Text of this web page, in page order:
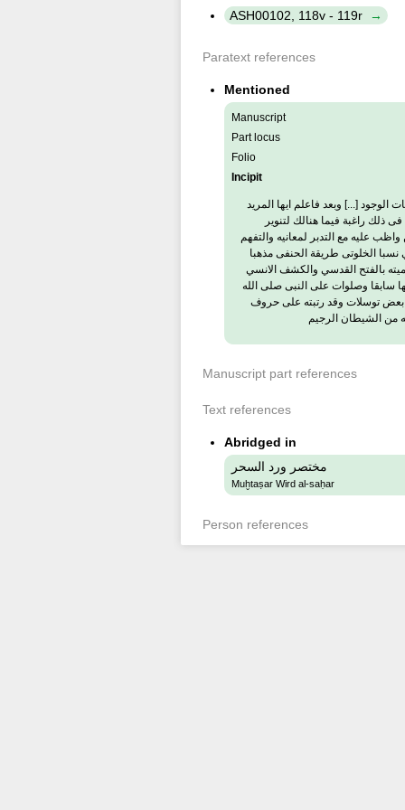
ASH00102, 118v - 119r
Paratext references
Mentioned
Manuscript
Part locus
Folio
Incipit
الوجود [...] وبعد فاعلم ايها المريد
ذلك راغبة فيما هنالك لتنوير
عليه مع التدبر لمعانيه والتفهم
الخلوتى طريقة الحنفى مذهبا
بالفتح القدسي والكشف الانسي
سابقا وصلوات على النبى صلى الله
بعض توسلات وقد رتبته على حروف
من الشيطان الرجيم
Manuscript part references
Text references
Abridged in
مختصر ورد السحر
Muḫtaṣar Wird al-saḥar
Person references